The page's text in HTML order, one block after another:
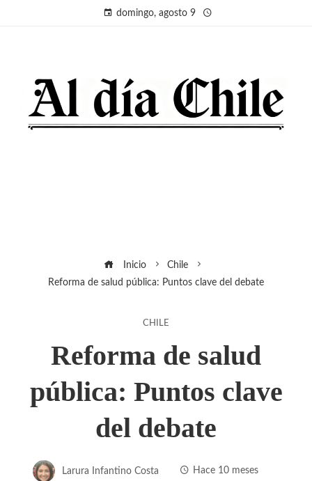
domingo, agosto 9
Inicio
Chile
Reforma de salud pública: Puntos clave del debate
CHILE
Reforma de salud
pública: Puntos clave
del debate
Larura Infantino Costa Hace 10 meses